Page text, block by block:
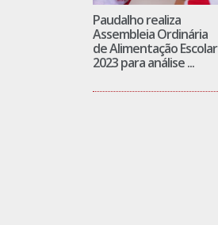
Paudalho realiza
Assembleia Ordinária
de Alimentação Escolar
2023 para análise ...